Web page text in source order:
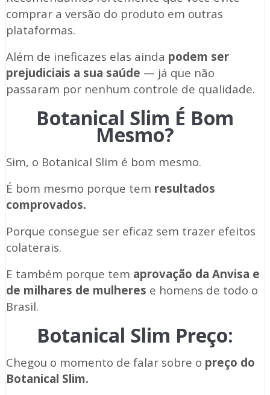
comprar a versão do produto em outras
plataformas.
Além de ineficazes elas ainda podem ser
prejudiciais a sua saúde — já que não
passaram por nenhum controle de qualidade.
Botanical Slim É Bom
Mesmo?
Sim, o Botanical Slim é bom mesmo.
É bom mesmo porque tem resultados
comprovados.
Porque consegue ser eficaz sem trazer efeitos
colaterais.
E também porque tem aprovação da Anvisa e
de milhares de mulheres e homens de todo o
Brasil.
Botanical Slim Preço:
Chegou o momento de falar sobre o preço do
Botanical Slim.